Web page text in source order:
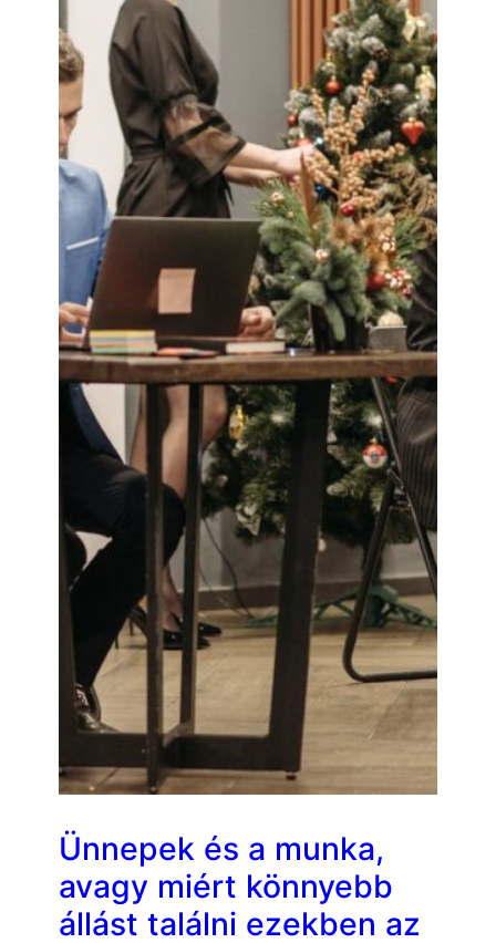
Ünnepek és a munka,
avagy miért könnyebb
állást találni ezekben az